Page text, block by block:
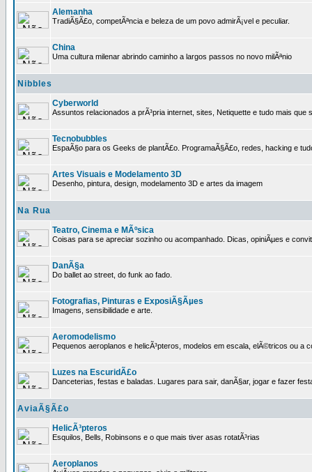
Alemanha
TradiÃ§Ã£o, competÃªncia e beleza de um povo admirÃ¡vel e peculiar.
China
Uma cultura milenar abrindo caminho a largos passos no novo milÃªnio
Nibbles
Cyberworld
Assuntos relacionados a prÃ³pria internet, sites, Netiquette e tudo mais que
Tecnobubbles
EspaÃ§o para os Geeks de plantÃ£o. ProgramaÃ§Ã£o, redes, hacking e
Artes Visuais e Modelamento 3D
Desenho, pintura, design, modelamento 3D e artes da imagem
Na Rua
Teatro, Cinema e MÃºsica
Coisas para se apreciar sozinho ou acompanhado. Dicas, opiniÃµes e
DanÃ§a
Do ballet ao street, do funk ao fado.
Fotografias, Pinturas e ExposiÃ§Ãµes
Imagens, sensibilidade e arte.
Aeromodelismo
Pequenos aeroplanos e helicÃ³pteros, modelos em escala, elÃ©tricos ou a
Luzes na EscuridÃ£o
Danceterias, festas e baladas. Lugares para sair, danÃ§ar, jogar e fazer
AviaÃ§Ã£o
HelicÃ³pteros
Esquilos, Bells, Robinsons e o que mais tiver asas rotatÃ³rias
Aeroplanos